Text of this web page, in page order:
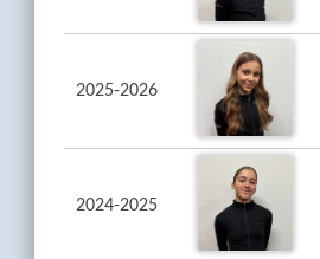
2025-2026
2024-2025